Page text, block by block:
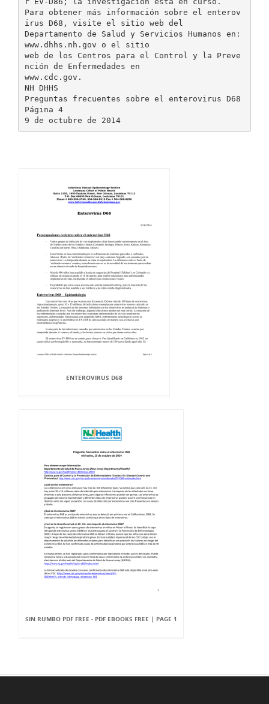
ENTEROVIRUS D68
SIN RUMBO PDF FREE - PDF EBOOKS FREE | PAGE 1